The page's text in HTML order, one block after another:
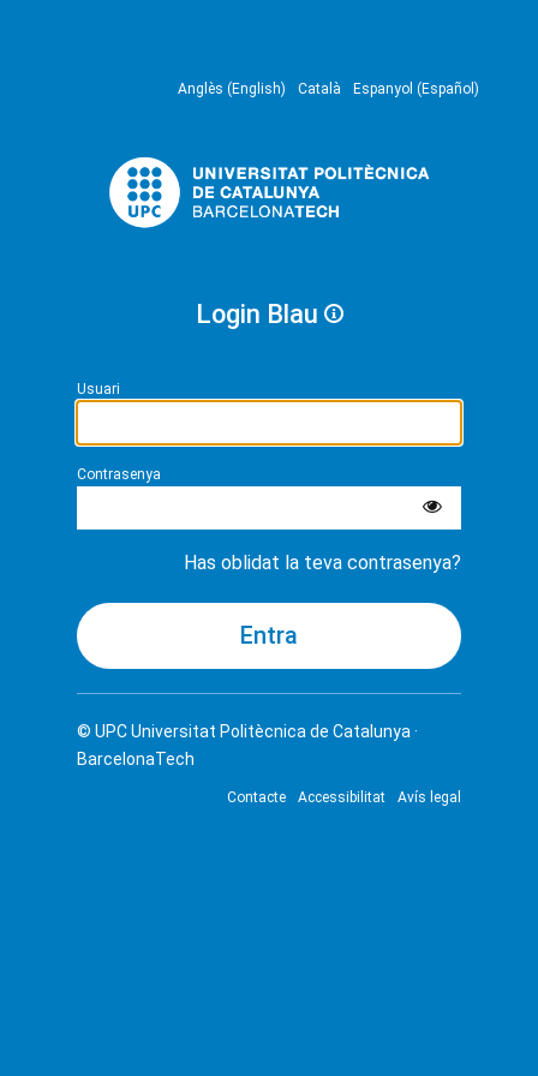
Anglès (English) Català Espanyol (Español)
Login Blau
Usuari
Contrasenya
Has oblidat la teva contrasenya?
© UPCUniversitat Politècnica de Catalunya ·
BarcelonaTech
Contacte Accessibilitat Avís legal